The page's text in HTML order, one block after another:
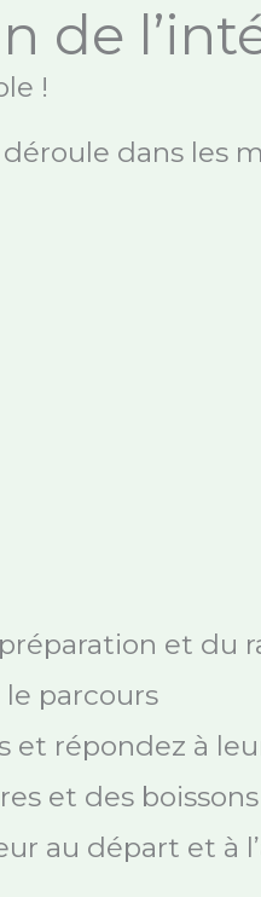
de
!
dans les
et du
le parcours
et répondez à
et des
au départ et à